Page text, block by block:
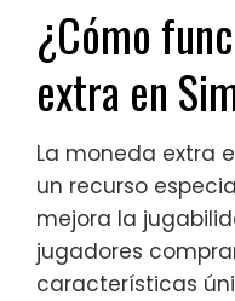
¿Cómo
extra en
La moneda extra
un recurso
mejora la
jugadores
características